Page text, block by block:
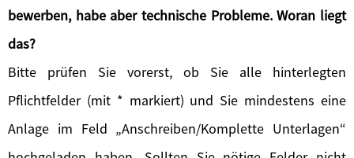
bewerben, habe aber technische Probleme. Woran liegt
das?
Bitte prüfen Sie vorerst, ob Sie alle hinterlegten
Pflichtfelder (mit * markiert) und Sie mindestens eine
Anlage im Feld „Anschreiben/Komplette Unterlagen“